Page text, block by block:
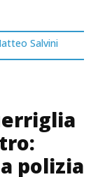
Salvini
polizia